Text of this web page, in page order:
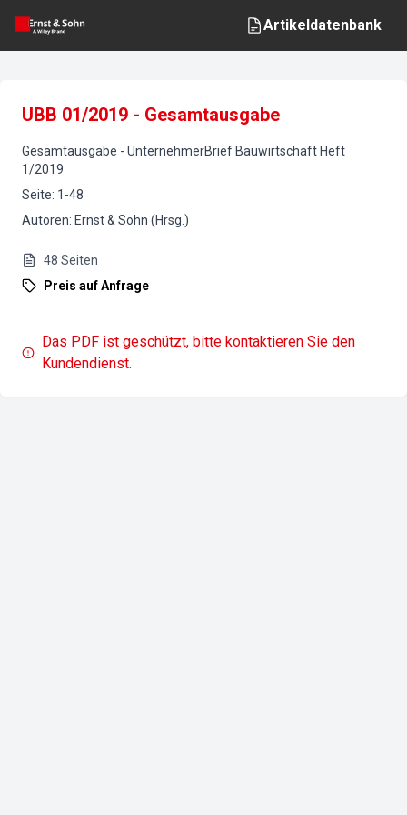
Artikeldatenbank
UBB 01/2019 - Gesamtausgabe
Gesamtausgabe - UnternehmerBrief Bauwirtschaft Heft
1/2019
Seite: 1-48
Autoren: Ernst & Sohn (Hrsg.)
48 Seiten
Preis auf Anfrage
Das PDF ist geschützt, bitte kontaktieren Sie den
Kundendienst.